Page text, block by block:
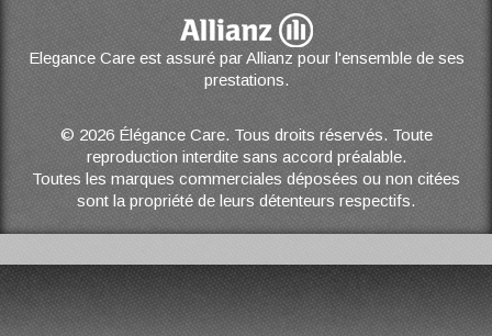
Elegance Care est assuré par Allianz pour l'ensemble de ses
prestations.
© 2026 Élégance Care. Tous droits réservés. Toute
reproduction interdite sans accord préalable.
Toutes les marques commerciales déposées ou non citées
sont la propriété de leurs détenteurs respectifs.